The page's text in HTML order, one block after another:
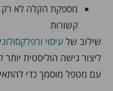
מספקת הקלה לא רק
קשורות
שילוב של עיסוי
עם מטפל מוסמך כדי